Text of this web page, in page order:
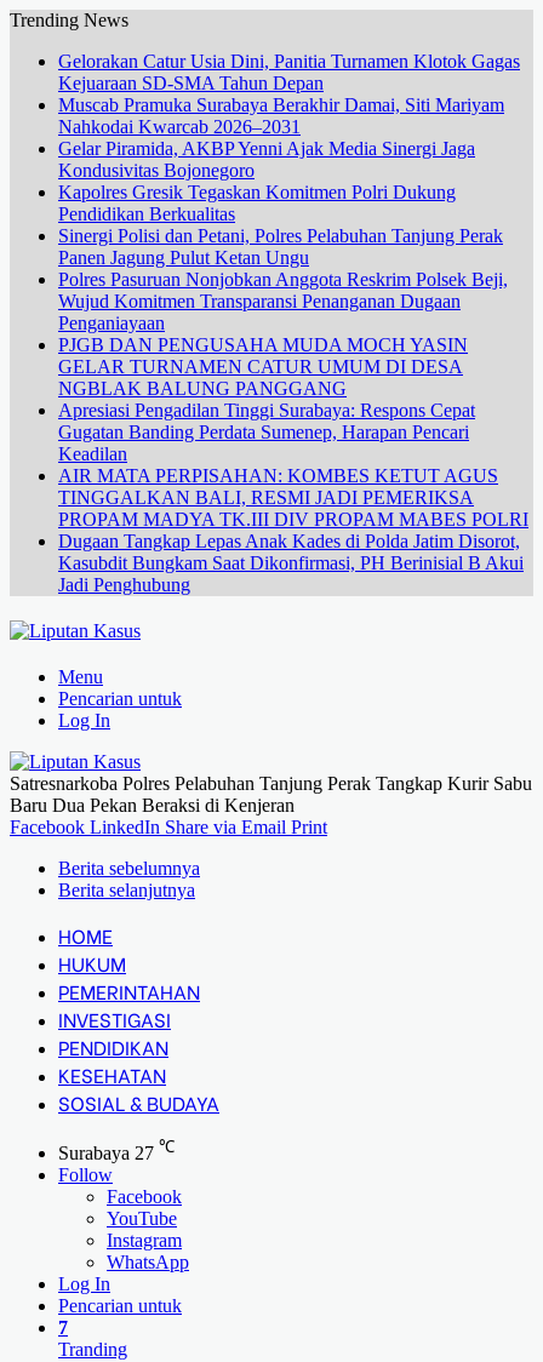
Trending News
Gelorakan Catur Usia Dini, Panitia Turnamen Klotok Gagas
Kejuaraan SD-SMA Tahun Depan
Muscab Pramuka Surabaya Berakhir Damai, Siti Mariyam
Nahkodai Kwarcab 2026–2031
Gelar Piramida, AKBP Yenni Ajak Media Sinergi Jaga
Kondusivitas Bojonegoro
Kapolres Gresik Tegaskan Komitmen Polri Dukung
Pendidikan Berkualitas
Sinergi Polisi dan Petani, Polres Pelabuhan Tanjung Perak
Panen Jagung Pulut Ketan Ungu
Polres Pasuruan Nonjobkan Anggota Reskrim Polsek Beji,
Wujud Komitmen Transparansi Penanganan Dugaan
Penganiayaan
PJGB DAN PENGUSAHA MUDA MOCH YASIN
GELAR TURNAMEN CATUR UMUM DI DESA
NGBLAK BALUNG PANGGANG
Apresiasi Pengadilan Tinggi Surabaya: Respons Cepat
Gugatan Banding Perdata Sumenep, Harapan Pencari
Keadilan
AIR MATA PERPISAHAN: KOMBES KETUT AGUS
TINGGALKAN BALI, RESMI JADI PEMERIKSA
PROPAM MADYA TK.III DIV PROPAM MABES POLRI
Dugaan Tangkap Lepas Anak Kades di Polda Jatim Disorot,
Kasubdit Bungkam Saat Dikonfirmasi, PH Berinisial B Akui
Jadi Penghubung
Menu
Pencarian untuk
Log In
Satresnarkoba Polres Pelabuhan Tanjung Perak Tangkap Kurir Sabu
Baru Dua Pekan Beraksi di Kenjeran
Facebook LinkedIn Share via Email Print
Berita sebelumnya
Berita selanjutnya
HOME
HUKUM
PEMERINTAHAN
INVESTIGASI
PENDIDIKAN
KESEHATAN
SOSIAL & BUDAYA
Surabaya 27 ℃
Follow
Facebook
YouTube
Instagram
WhatsApp
Log In
Pencarian untuk
7
Tranding